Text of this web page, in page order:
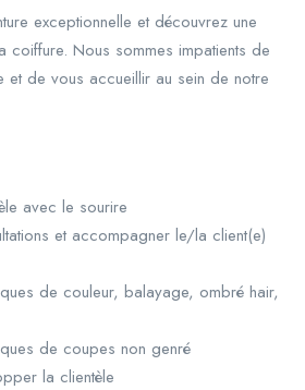
exceptionnelle et découvrez une
coiffure. Nous sommes impatients de
et de vous accueillir au sein de notre
avec le sourire
et accompagner le/la client(e)
de couleur, balayage, ombré hair,
de coupes non genré
la clientèle